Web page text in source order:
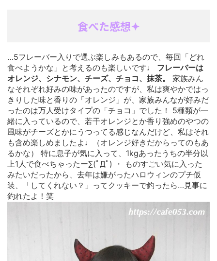
食べた感想✦
…5フレーバー入りで選ぶ楽しみもあるので、毎回「どれ
食べようかな」と考えるのも楽しいです♩ フレーバーは
オレンジ、シナモン、チーズ、チョコ、抹茶。
家族みん
なそれぞれ好みの味があったのですが、私は爽やかではっ
きりした味と香りの「オレンジ」が、家族みんなが好みだ
ったのは万人受けタイプの「チョコ」でした！ 5種類が一
緒に入っているので、若干オレンジとか香り強めのやつの
風味がチーズとかにうつってる感じなんだけど、私はそれ
も含め楽しめましたよ♩（オレンジ好きだからってのもあ
るかな） 特に息子が気に入って、1kgあったうちの半分以
上1人で食べちゃったー∑(ﾟДﾟ) ・ ものすごい気に入った
みたいだったから、去年は嫌がったハロウィンのプチ仮
装、「してくれない？」ってクッキーで釣ったら…見事に
釣れたよ！笑